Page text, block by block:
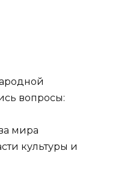
вопросы:
мира
культуры и